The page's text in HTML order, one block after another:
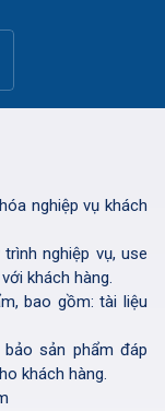
nghiệp vụ khách
nghiệp vụ, use
khách hàng.
bao gồm: tài liệu
sản phẩm đáp
khách hàng.